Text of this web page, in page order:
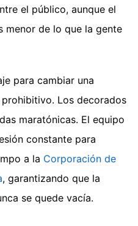
el público, aunque el
menor de lo que la gente
para cambiar una
Los decorados
maratónicas. El equipo
constante para
a la Corporación de
, garantizando que la
se quede vacía.